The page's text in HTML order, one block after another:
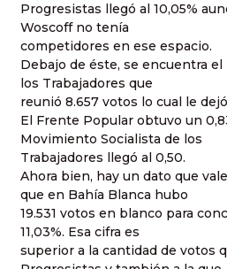
Progresistas llegó al 10,05%
Woscoff no tenía
competidores en ese espacio.
Debajo de éste, se encuentra
los Trabajadores que
reunió 8.657 votos lo cual le
El Frente Popular obtuvo un
Movimiento Socialista de los
Trabajadores llegó al 0,50.
Ahora bien, hay un dato que
que en Bahía Blanca hubo
19.531 votos en blanco para
11,03%. Esa cifra es
superior a la cantidad de votos